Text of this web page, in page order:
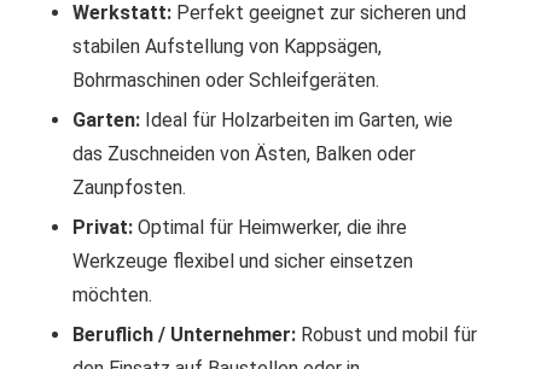
Werkstatt: Perfekt geeignet zur sicheren und
stabilen Aufstellung von Kappsägen,
Bohrmaschinen oder Schleifgeräten.
Garten: Ideal für Holzarbeiten im Garten, wie
das Zuschneiden von Ästen, Balken oder
Zaunpfosten.
Privat: Optimal für Heimwerker, die ihre
Werkzeuge flexibel und sicher einsetzen
möchten.
Beruflich / Unternehmer: Robust und mobil für